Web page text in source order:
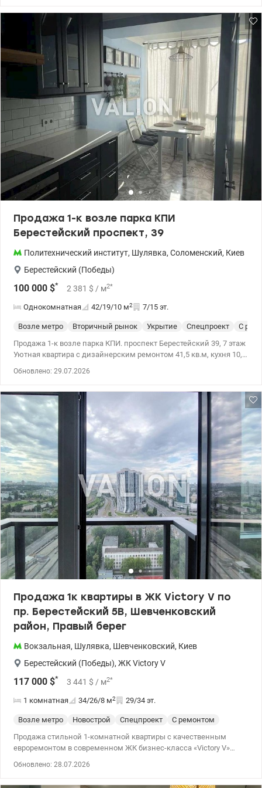
квартира очень светлая. Высота потолков – 3 метра. Состояние
жилое, но требует ремонта. Установлены новые радиаторы,
частично заменена сантехника. В доме установлен счетчик на
отопление, позволяющий существенно экономить на
коммунальных платежах. Окна выходят на тихую зеленую
улочку, которая обеспечивает спокойную атмосферу и приятный
вид. Вся мебель и бытовая техника, включая стиральную
машину, холодильник и бойлер, остаются новым владельцам. В
квартире дубовый паркет в хорошем состоянии, двойная дверь и
тамбур на две квартиры. Соседи рядом не проживают. Дом
расположен в 15 минутах ходьбы от метро «Шулявская». Рядом
есть два продуктовых магазина и государственная библиотека
юношества. Вблизи Парк Нивки, Сырецкий парк, Парк Орленок,
Сырецкий Гай, Парк им. Пушкина. Цена 65000у.е. 0991932390
Юлия valion.ua/1153430
Продажа 1-к возле парка КПИ
Берестейский проспект, 39
Политехнический институт, Шулявка, Соломенский, Киев
Берестейский (Победы)
100 000 $* 2 381 $ / м2*
Однокомнатная 42/19/10 м2 7/15 эт.
Возле метро Вторичный рынок Укрытие Спецпроект
С
Продажа 1-к возле парка КПИ. проспект Берестейский 39, 7 этаж
Уютная квартира с дизайнерским ремонтом 41,5 кв.м, кухня 10,
Панорамные окна. Рядом вся необходимая инфраструктура, два
парка, супермаркет Сильпо, ТРЦ Смарт плаза, Спортлайф
Отличная транспортная развязка, метро Шулявское и
Политехнический институт 10 минут пешком Цена 100000у.е.
тел. 050-146-45-76 Инна, valion.ua/1153082
Обновлено: 29.07.2026
Продажа 1к квартиры в ЖК Victоry V по
пр. Берестейский 5В, Шевченковский
район, Правый берег
Вокзальная, Шулявка, Шевченковский, Киев
Берестейский (Победы), ЖК Victory V
117 000 $* 3 441 $ / м2*
1 комнатная 34/26/8 м2 29/34 эт.
Возле метро Новострой Спецпроект
С ремонтом
Продажа стильной 1-комнатной квартиры с качественным
евроремонтом в современном ЖК бизнес-класса «Victоry V»
Обновлено: 28.07.2026